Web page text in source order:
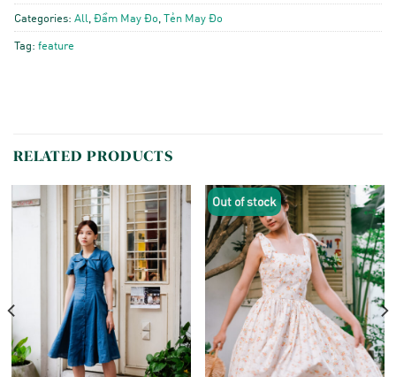
Categories: All,Đầm May Đo,Tẻn May Đo
Tag: feature
RELATED PRODUCTS
Out of stock